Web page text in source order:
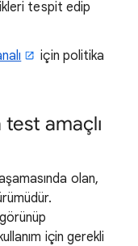
tespit edip
için politika
test amaçlı
olan,
için gerekli